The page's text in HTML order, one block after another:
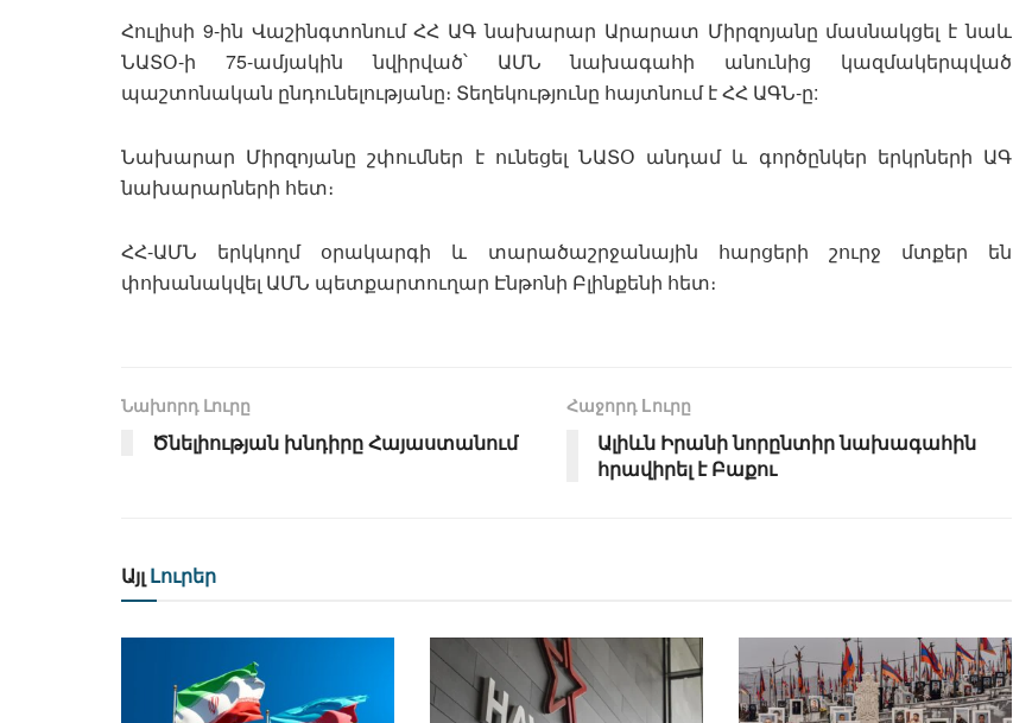
Հուլիսի 9-ին Վաշինգտոնում ՀՀ ԱԳ նախարար Արարատ Միրզոյանը մասնակցել է նաև
ՆԱՏՕ-ի 75-ամյակին նվիրված՝ ԱՄՆ նախագահի անունից կազմակերպված
պաշտոնական ընդունելությանը։ Տեղեկությունը հայտնում է ՀՀ ԱԳՆ-ը:
Նախարար Միրզոյանը շփումներ է ունեցել ՆԱՏՕ անդամ և գործընկեր երկրների ԱԳ
նախարարների հետ։
ՀՀ-ԱՄՆ երկկողմ օրակարգի և տարածաշրջանային հարցերի շուրջ մտքեր են
փոխանակվել ԱՄՆ պետքարտուղար Էնթոնի Բլինքենի հետ։
Նախորդ Լուրը
Ծնելիության խնդիրը Հայաստանում
Հաջորդ Lուրը
Ալիևն Իրանի նորընտիր նախագահին
հրավիրել է Բաքու
Այլ Լուրեր